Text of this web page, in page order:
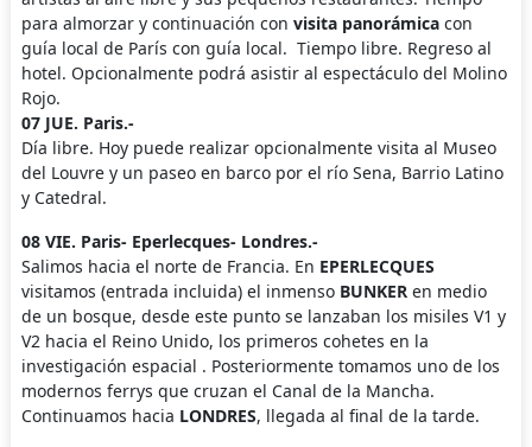
para almorzar y continuación con visita panorámicacon
guía local de París con guía local. Tiempo libre. Regreso al
hotel. Opcionalmente podrá asistir al espectáculo del Molino
Rojo.
07 JUE. Paris.-
Día libre. Hoy puede realizar opcionalmente visita al Museo
del Louvre y un paseo en barco por el río Sena, Barrio Latino
y Catedral.
08 VIE. Paris- Eperlecques- Londres.-
Salimos hacia el norte de Francia. En EPERLECQUES
visitamos (entrada incluida) el inmenso BUNKERen medio
de un bosque, desde este punto se lanzaban los misiles V1 y
V2 hacia el Reino Unido, los primeros cohetes en la
investigación espacial . Posteriormente tomamos uno de los
modernos ferrys que cruzan el Canal de la Mancha.
Continuamos hacia LONDRES, llegada al final de la tarde.